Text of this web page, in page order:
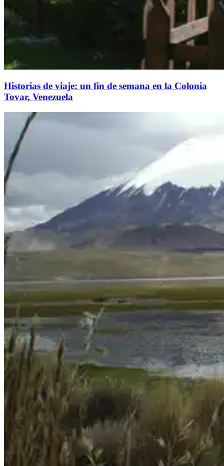
Historias de viaje: un fin de semana en la Colonia
Tovar, Venezuela